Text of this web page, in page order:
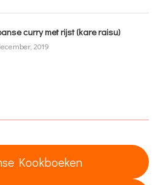
curry met rijst (kare raisu)
2019
Kookboeken